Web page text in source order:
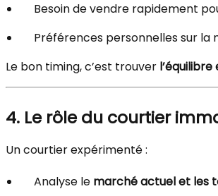
Besoin de vendre rapidement
Préférences personnelles sur la
Le bon timing, c’est trouver
4. Le rôle du courtier
Un courtier expérimenté :
Analyse le marché actuel et les